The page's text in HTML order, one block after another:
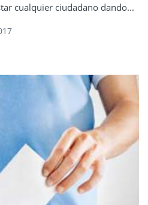
cualquier ciudadano dando...